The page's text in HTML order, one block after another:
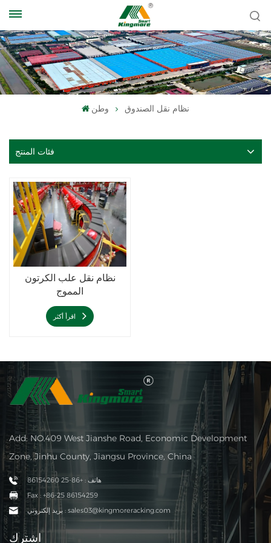
وطن نظام نقل الصندوق
فئات المنتج
نظام نقل علب الكرتون
المموج
Add: NO.409 West Jianshe Road, Economic Development
Zone, Jinhu County, Jiangsu Province, China
هاتف : +86-25 86154260
Fax : +86-25 86154259
بريد إلكتروني : sales03@kingmoreracking.com
اشترك